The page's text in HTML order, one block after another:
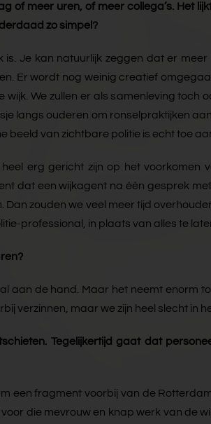
of meer uren, of meer collega’s. Het
zo simpel?
Je kan natuurlijk zeggen dat er
Er wordt nog weinig creatief
We zullen er als samenleving
langs ouderen om ronselpraktijken
beeld van zichtbare politie is echt toe
erg gericht zijn op het
dat een wijkagent na één gesprek
zouden we veel meer tijd
professional, in plaats van alles te
aan de hand. Maar het neemt
verzinnen, maar we zijn heel slecht in
Tegelijkertijd gaat dat
een fragment voorbij van de
die mevrouw en knap werk van de